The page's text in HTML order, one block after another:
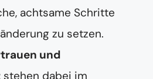
achtsame Schritte
zu setzen.
und
stehen dabei im